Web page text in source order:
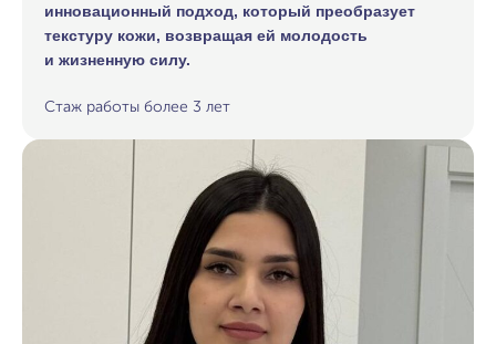
инновационный подход, который преобразует
текстуру кожи, возвращая ей молодость
и жизненную силу.
Стаж работы более 3 лет